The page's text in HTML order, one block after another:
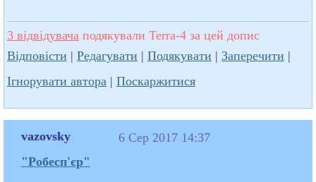
3 відвідувача подякували Terra-4 за цей допис
Відповісти | Редагувати | Подякувати | Заперечити |
Ігнорувати автора | Поскаржитися
vazovsky
"Робесп'єр"
6 Сер 2017 14:37